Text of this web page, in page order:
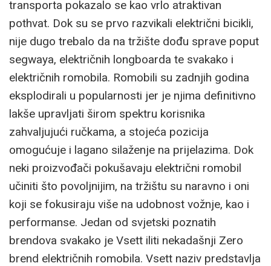
transporta pokazalo se kao vrlo atraktivan
pothvat. Dok su se prvo razvikali električni bicikli,
nije dugo trebalo da na tržište dođu sprave poput
segwaya, električnih longboarda te svakako i
električnih romobila. Romobili su zadnjih godina
eksplodirali u popularnosti jer je njima definitivno
lakše upravljati širom spektru korisnika
zahvaljujući ručkama, a stojeća pozicija
omogućuje i lagano silaženje na prijelazima. Dok
neki proizvođači pokušavaju električni romobil
učiniti što povoljnijim, na tržištu su naravno i oni
koji se fokusiraju više na udobnost vožnje, kao i
performanse. Jedan od svjetski poznatih
brendova svakako je Vsett iliti nekadašnji Zero
brend električnih romobila. Vsett naziv predstavlja